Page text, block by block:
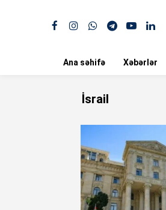
Ana səhifə Xəbərlər
İsrail